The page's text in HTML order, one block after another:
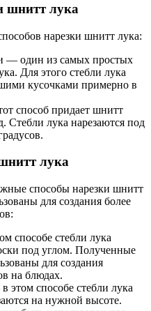
шнитт лука
нарезки шнитт лука:
— один из самых простых
Для этого стебли лука
кусочками примерно в
способ придает шнитт
Стебли лука нарезаются под
лука
способы нарезки шнитт
для создания более
способе стебли лука
под углом. Полученные
для создания
на блюдах.
этом способе стебли лука
на нужной высоте.